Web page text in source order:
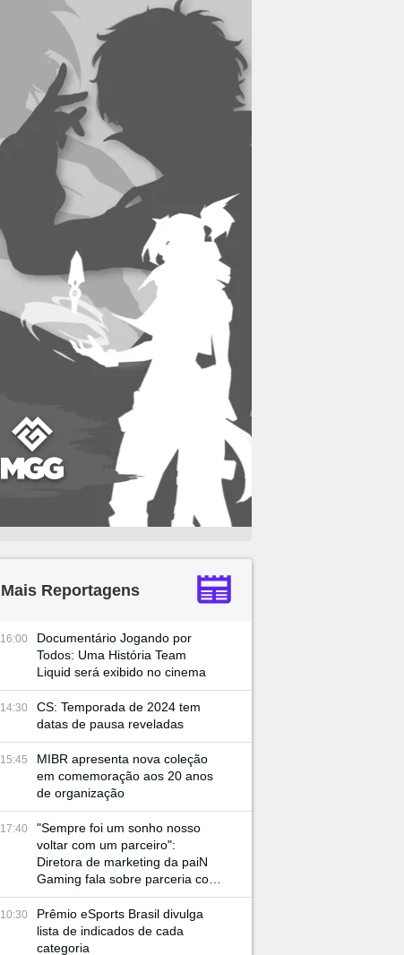
Mais Reportagens
16:00
Documentário Jogando por
Todos: Uma História Team
Liquid será exibido no cinema
14:30
CS: Temporada de 2024 tem
datas de pausa reveladas
15:45
MIBR apresenta nova coleção
em comemoração aos 20 anos
de organização
17:40
"Sempre foi um sonho nosso
voltar com um parceiro":
Diretora de marketing da paiN
Gaming fala sobre parceria com
JBL e retorno à BGS
10:30
Prêmio eSports Brasil divulga
lista de indicados de cada
categoria